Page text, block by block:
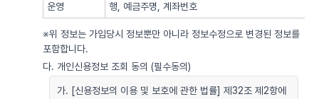
운영
행, 예금주명, 계좌번호
※위 정보는 가입당시 정보뿐만 아니라 정보수정으로 변경된 정보를
포함합니다.
다. 개인신용정보 조회 동의 (필수동의)
가. [신용정보의 이용 및 보호에 관한 법률] 제32조 제2항에